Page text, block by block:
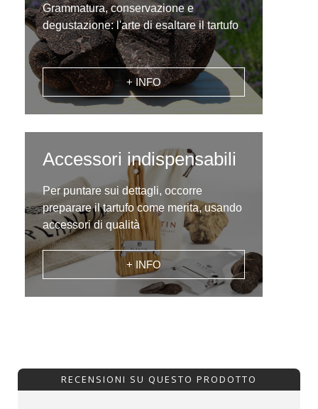
Grammatura, conservazione e
degustazione: l'arte di esaltare il tartufo
+ INFO
Accessori indispensabili
Per puntare sui dettagli, occorre
preparare il tartufo come merita, usando
accessori di qualità
+ INFO
RECENSIONI SU QUESTO PRODOTTO